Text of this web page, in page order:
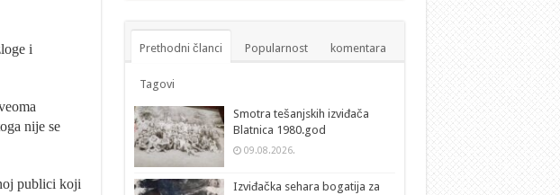
i
nije se
publici koji
Prethodni članci Popularnost komentara
Tagovi
Smotra tešanjskih izviđača
Blatnica 1980.god
09.08.2026.
Izviđačka sehara bogatija za